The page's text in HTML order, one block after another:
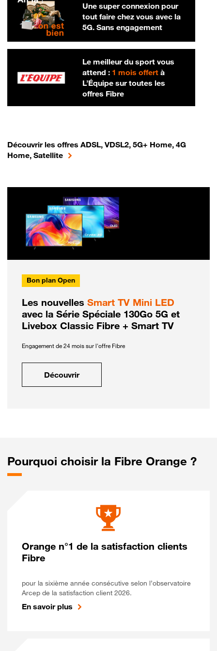
Une super connexion pour
tout faire chez vous avec la
5G. Sans engagement
Le meilleur du sport vous
attend : 1 mois offertà
L’Équipe sur toutes les
offres Fibre
Découvrir les offres ADSL, VDSL2, 5G+ Home, 4G
Home, Satellite
Bon plan Open
Les nouvelles Smart TV Mini LED
avec la Série Spéciale 130Go 5G et
Livebox Classic Fibre + Smart TV
Engagement de 24 mois sur l'offre Fibre
Découvrir
Pourquoi choisir la Fibre Orange ?
Orange n°1 de la satisfaction clients
Fibre
pour la sixième année consécutive selon l’observatoire
Arcep de la satisfaction client 2026.
En savoir plus